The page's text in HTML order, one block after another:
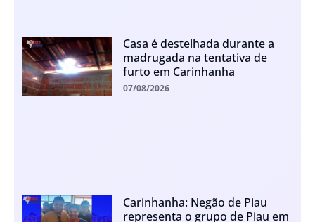
Casa é destelhada durante a
madrugada na tentativa de
furto em Carinhanha
07/08/2026
Carinhanha: Negão de Piau
representa o grupo de Piau em